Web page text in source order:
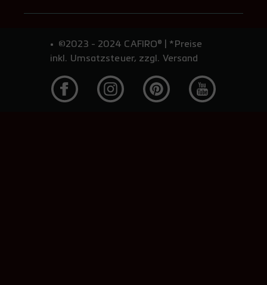
©2023 - 2024 CAFIRO® | *Preise
inkl. Umsatzsteuer, zzgl. Versand